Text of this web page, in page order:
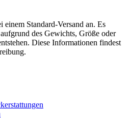
Standard-Versand an. Es
des Gewichts, Größe oder
Diese Informationen findest